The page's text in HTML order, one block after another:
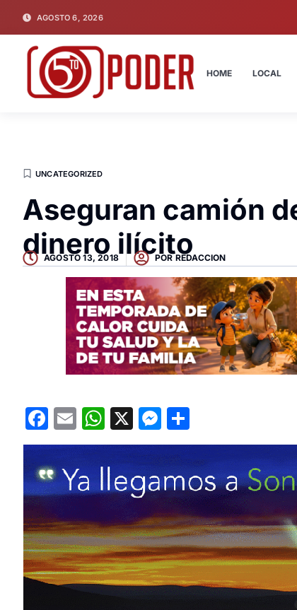
AGOSTO 6, 2026
HOME LOCAL
UNCATEGORIZED
Aseguran camión
dinero ilícito
AGOSTO 13, 2018 PORREDACCION
Facebook
EmailWhatsApp
X Messenger